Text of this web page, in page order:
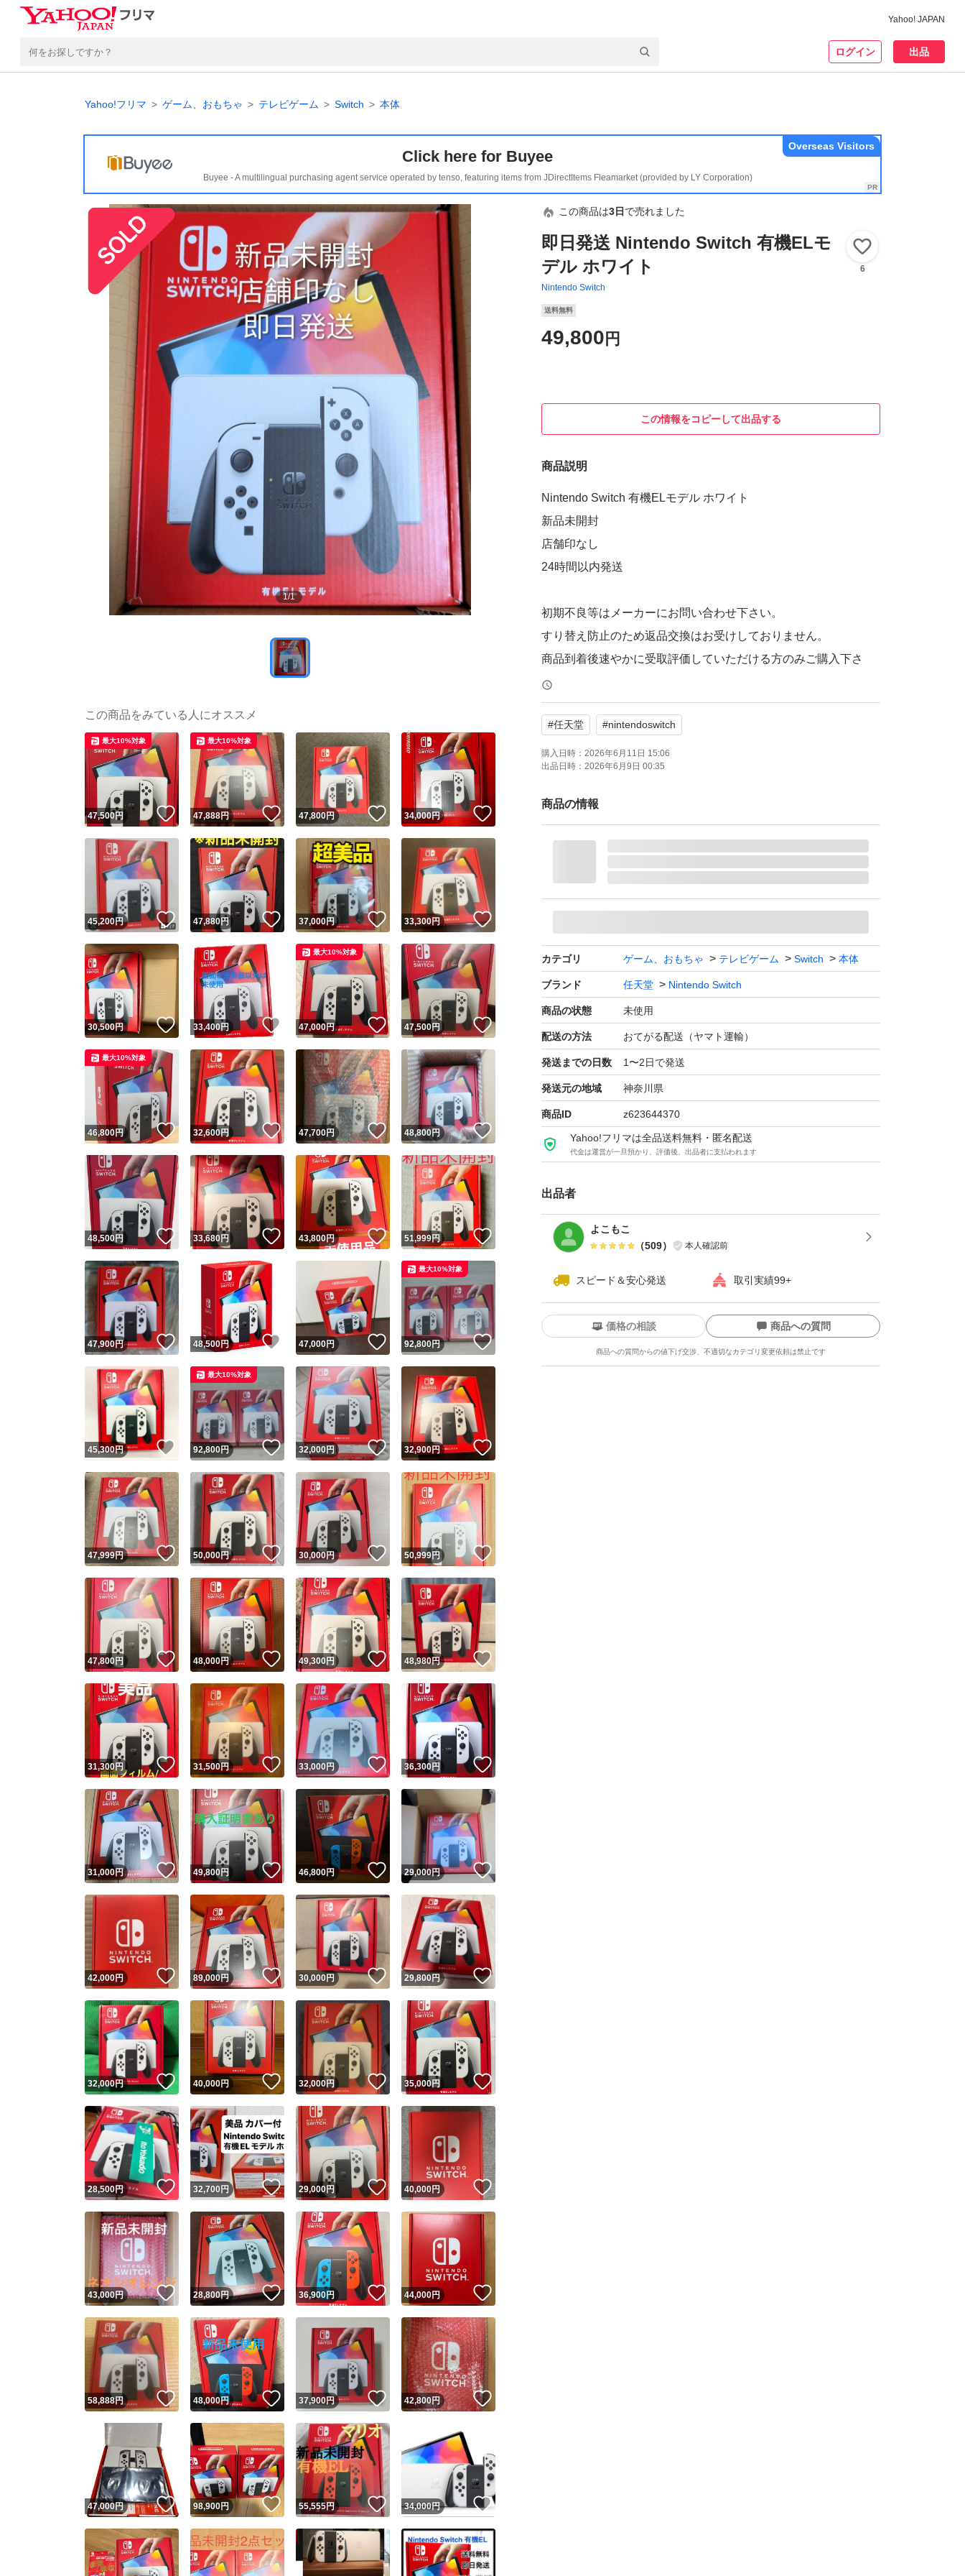
Yahoo! JAPAN
ログイン 出品
Yahoo!フリマ ゲーム、おもちゃ テレビゲーム Switch 本体
Click here for Buyee
Buyee - A multilingual purchasing agent service operated by tenso, featuring items from JDirectItems Fleamarket (provided by LY Corporation)
Overseas Visitors
1/1
この商品は3日 で売れました
即日発送 Nintendo Switch 有機ELモ
デル ホワイト
Nintendo Switch
6
送料無料
49,800 円
この情報をコピーして出品する
商品説明
Nintendo Switch 有機ELモデル ホワイト
新品未開封
店舗印なし
24時間以内発送
初期不良等はメーカーにお問い合わせ下さい。
すり替え防止のため返品交換はお受けしておりません。
商品到着後速やかに受取評価していただける方のみご購入下さ
い。
お受け取りに時間かかる方はご遠慮下さい。
評価がない方はご購入後迅速対応可能のメッセージをお願いしま
す。
よろしくお願いいたします。
ブランド：任天堂 Nintendo Switch
セット内容：本体のみ
色：ホワイト系
#任天堂 #nintendoswitch
購入日時： 2026年6月11日 15:06
出品日時： 2026年6月9日 00:35
商品の情報
カテゴリ ゲーム、おもちゃ テレビゲーム Switch 本体
ブランド 任天堂 Nintendo Switch
商品の状態 未使用
配送の方法 おてがる配送（ヤマト運輸）
発送までの日数 1〜2日で発送
発送元の地域 神奈川県
商品ID z623644370
Yahoo!フリマは全品送料無料・匿名配送
代金は運営が一旦預かり、評価後、出品者に支払われます
出品者
よこもこ
（509） 本人確認前
スピード＆安心発送 取引実績99+
ユーザーの実績について
Yahoo!フリマが定めた一定の基準を満たしたユーザーにバッジを付与しています
安心取引出品者
安心取引出品者 Yahoo!フリマの基準をクリアした安心・安全なユーザーです
取引実績
取引実績◯+ このユーザーはYahoo!フリマの取引を完了させた実績があります
他フリマ実績◯+ このユーザーは他フリマサービスでの取引実績があります
スピード&安心発送
※このバッジは実績に基づく表示であり、発送を保証しているものではありません
スピード＆安心発送
このユーザーは高頻度で24時間以内＆設定した発送日数内に発送してい
スピード発送 このユーザーは高頻度で24時間以内に発送しています
安心発送 このユーザーは設定した発送日数内に発送しています
価格の相談 商品への質問
商品への質問からの値下げ交渉、不適切なカテゴリ変更依頼は禁止です
この商品の情報をコピーします
商品画像の無断転載は禁止されています
コピーは1商品につき1回です
出品ページへ
キャンセル
この商品をみている人にオススメ
47,500円 いいね！
最大10%対象
47,888円 いいね！
最大10%対象
47,800円 いいね！
34,000円
45,200円 いいね！
47,880円 いいね！
37,000円 いいね！
33,300円
30,500円 いいね！
33,400円 いいね！
47,000円 いいね！
最大10%対象
47,500円 いいね！
46,800円 いいね！
最大10%対象
32,600円 いいね！
47,700円 いいね！
48,800円
48,500円 いいね！
33,680円 いいね！
43,800円 いいね！
51,999円 いいね！
47,900円 いいね！
48,500円 いいね！
47,000円 いいね！
92,800円 いいね！
最大10%対象
45,300円 いいね！
92,800円 いいね！
最大10%対象
32,000円 いいね！
32,900円
47,999円 いいね！
50,000円 いいね！
30,000円 いいね！
50,999円
47,800円 いいね！
48,000円 いいね！
49,300円 いいね！
48,980円
31,300円 いいね！
31,500円 いいね！
33,000円 いいね！
36,300円 いいね！
31,000円 いいね！
49,800円 いいね！
46,800円 いいね！
29,000円
42,000円 いいね！
89,000円 いいね！
30,000円 いいね！
29,800円 いいね！
32,000円 いいね！
40,000円 いいね！
32,000円 いいね！
35,000円
28,500円 いいね！
32,700円 いいね！
29,000円 いいね！
40,000円 いいね！
43,000円 いいね！
28,800円 いいね！
36,900円 いいね！
44,000円
58,888円 いいね！
48,000円 いいね！
37,900円 いいね！
42,800円
47,000円 いいね！
98,900円 いいね！
55,555円 いいね！
34,000円 いいね！